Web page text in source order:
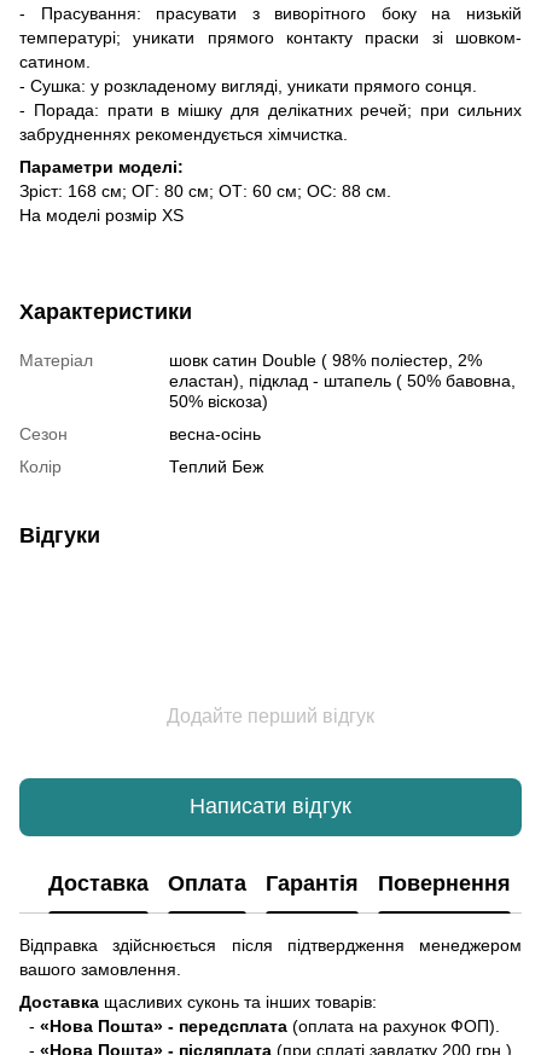
- Прасування: прасувати з виворітного боку на низькій
температурі; уникати прямого контакту праски зі шовком-
сатином.
- Сушка: у розкладеному вигляді, уникати прямого сонця.
- Порада: прати в мішку для делікатних речей; при сильних
забрудненнях рекомендується хімчистка.
Параметри моделі:
Зріст: 168 см; ОГ: 80 см; ОТ: 60 см; ОС: 88 см.
На моделі розмір XS
Характеристики
Матеріал
шовк сатин Double ( 98% поліестер, 2%
еластан), підклад - штапель ( 50% бавовна,
50% віскоза)
Сезон
весна-осінь
Колір
Теплий Беж
Відгуки
Додайте перший відгук
Написати відгук
Доставка Оплата Гарантія Повернення
Відправка здійснюється після підтвердження менеджером
вашого замовлення.
Доставка щасливих суконь та інших товарів:
- «Нова Пошта» - передсплата (оплата на рахунок ФОП).
- «Нова Пошта» - післяплата (при сплаті завдатку 200 грн.)